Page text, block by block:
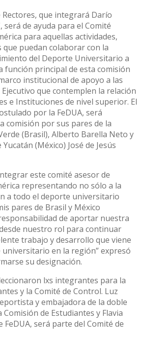
Rectores, que integrará Darío
será de ayuda para el Comité
para aquellas actividades,
puedan colaborar con la
del Deporte Universitario a
función principal de esta comisión
institucional de apoyo a las
que contemplen la relación
e Instituciones de nivel superior. El
por la FeDUA, será
comisión por sus pares de la
(Brasil), Alberto Barella Neto y
(México) José de Jesús
este comité asesor de
representando no sólo a la
a todo el deporte universitario
pares de Brasil y México
de aportar nuestra
nuestro rol para continuar
trabajo y desarrollo que viene
en la región” expresó
su designación.
lxs integrantes para la
y la Comité de Control. Luz
y embajadora de la doble
de Estudiantes y Flavia
FeDUA, será parte del Comité de